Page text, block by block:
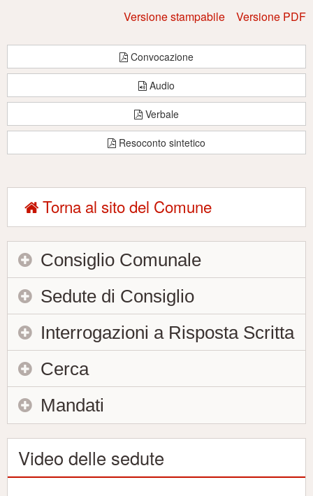
Versione stampabile Versione PDF
Convocazione
Audio
Verbale
Resoconto sintetico
Torna al sito del Comune
Consiglio Comunale
Sedute di Consiglio
Interrogazioni a Risposta Scritta
Cerca
Mandati
Video delle sedute